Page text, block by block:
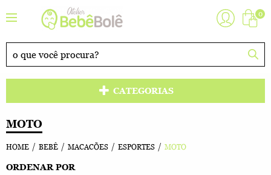
0
CATEGORIAS
MOTO
HOME BEBÊ MACACÕES ESPORTES MOTO
ORDENAR POR